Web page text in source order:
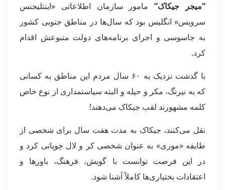
“میجر جیکاک”مامور سازمان اطلاعاتی «اینتلیجنس
سرویس» انگلیس بود که سال‌ها در مناطق جنوبی کشور
به جاسوسی و اجرای برنامه‌های دولت متبوعش اقدام
کرد.
با گذشت نزدیک به ۶۰ سال مردم این مناطق به کسانی
که به نیرنگ، مکر و حیله و البته سیاستمداری از نوع خاص
کلمه مشهورند لقب جیکاک می‌دهند!
نقل می‌کنند، جیکاک به مدت هفت سال برای شخصی از
طایفه «موری» به عنوان شخصی کر و لال چوپانی کرد و
در این فرصت توانست با گویش، فرهنگ، باور‌ها و
اعتقادات بختیاری‌ها کاملاً آشنا شود.